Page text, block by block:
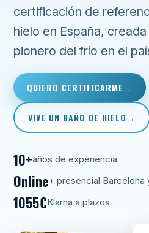
certificación de
hielo en España,
pionero del frío en el
QUIERO CERTIFICARME
VIVE UN BAÑO DE HIELO
10+años de experiencia
Online+ presencial Barcelona
1055€Klarna a plazos